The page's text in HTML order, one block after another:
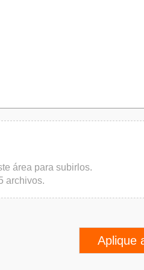
área para subirlos.
archivos.
Aplique